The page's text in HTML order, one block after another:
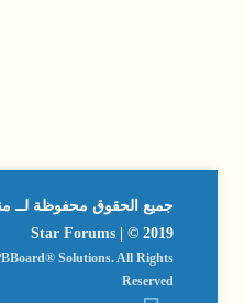
جميع الحقوق محفوظة لــ
Star Forums| © 2019
Solutions. All Rights
Reserved